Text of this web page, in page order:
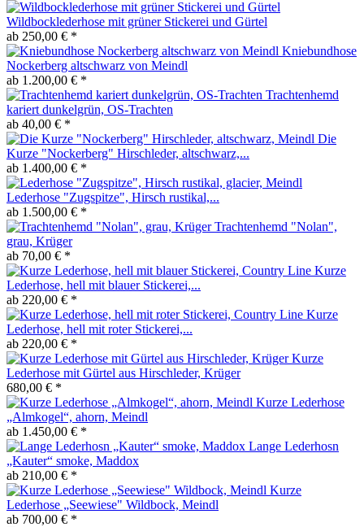
Wildbocklederhose mit grüner Stickerei und Gürtel
ab 250,00 € *
Kniebundhose
Nockerberg altschwarz von Meindl
ab 1.200,00 € *
Trachtenhemd
kariert dunkelgrün, OS-Trachten
ab 40,00 € *
Die
Kurze "Nockerberg" Hirschleder, altschwarz,...
ab 1.400,00 € *
Lederhose "Zugspitze", Hirsch rustikal,...
ab 1.500,00 € *
Trachtenhemd "Nolan",
grau, Krüger
ab 70,00 € *
Kurze
Lederhose, hell mit blauer Stickerei,...
ab 220,00 € *
Kurze
Lederhose, hell mit roter Stickerei,...
ab 220,00 € *
Kurze
Lederhose mit Gürtel aus Hirschleder, Krüger
680,00 € *
Kurze Lederhose
„Almkogel“, ahorn, Meindl
ab 1.450,00 € *
Lange Lederhosn
„Kauter“ smoke, Maddox
ab 210,00 € *
Kurze
Lederhose „Seewiese" Wildbock, Meindl
ab 700,00 € *